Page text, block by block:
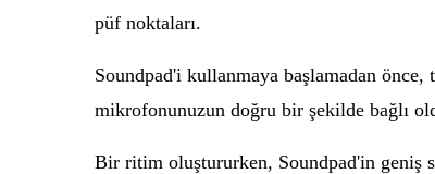
püf noktaları.
Soundpad'i kullanmaya başlamadan önce,
mikrofonunuzun doğru bir şekilde bağlı
Bir ritim oluştururken, Soundpad'in geniş